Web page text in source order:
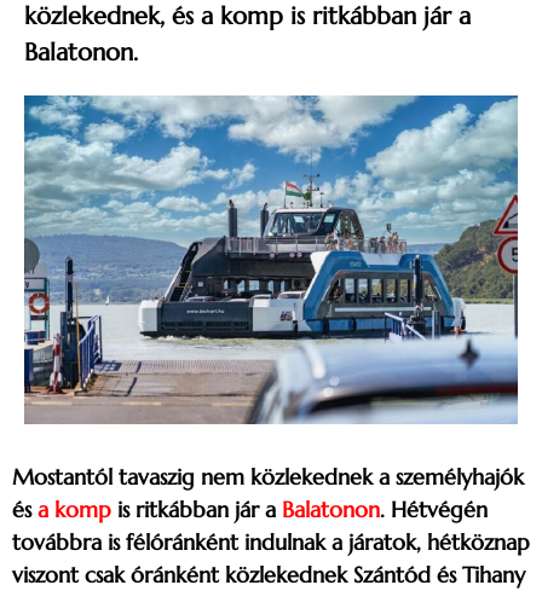
közlekednek, és a komp is ritkábban jár a
Balatonon.
Mostantól tavaszig nem közlekednek a személyhajók
ésa komp is ritkábban jár a Balatonon. Hétvégén
továbbra is félóránként indulnak a járatok, hétköznap
viszont csak óránként közlekednek Szántód és Tihany